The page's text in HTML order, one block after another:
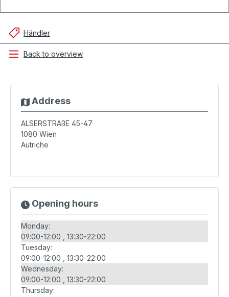
Händler
Back to overview
Address
ALSERSTRAßE 45-47
1080 Wien
Autriche
Opening hours
Monday:
09:00-12:00
13:30-22:00
Tuesday:
09:00-12:00
13:30-22:00
Wednesday:
09:00-12:00
13:30-22:00
Thursday: